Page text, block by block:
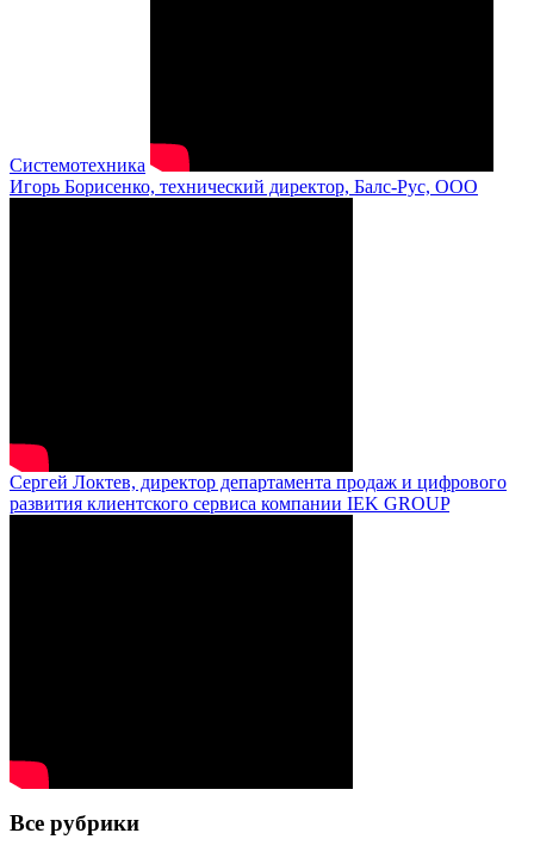
Системотехника
Игорь Борисенко, технический директор, Балс-Рус, ООО
Сергей Локтев, директор департамента продаж и цифрового
развития клиентского сервиса компании IEK GROUP
Все рубрики